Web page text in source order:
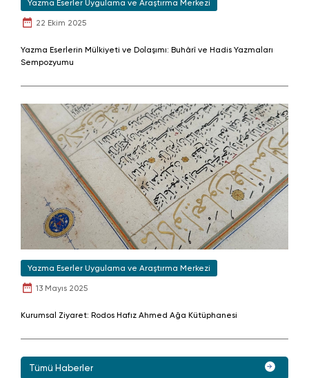
Yazma Eserler Uygulama ve Araştırma Merkezi
22 Ekim 2025
Yazma Eserlerin Mülkiyeti ve Dolaşımı: Buhârî ve Hadis Yazmaları
Sempozyumu
Yazma Eserler Uygulama ve Araştırma Merkezi
13 Mayıs 2025
Kurumsal Ziyaret: Rodos Hafız Ahmed Ağa Kütüphanesi
Tümü Haberler